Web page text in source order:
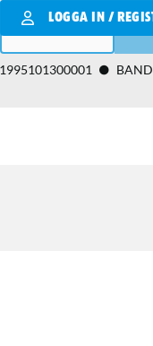
LOGGA IN /
Qantity
1995101300001